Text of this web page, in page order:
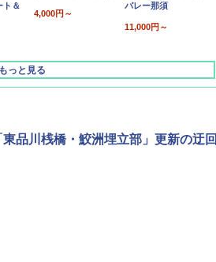
ト＆
4,000円～
バレー那須
11,000円～
っと見る
品川桟橋・鮫洲埋立部」更新の迂回